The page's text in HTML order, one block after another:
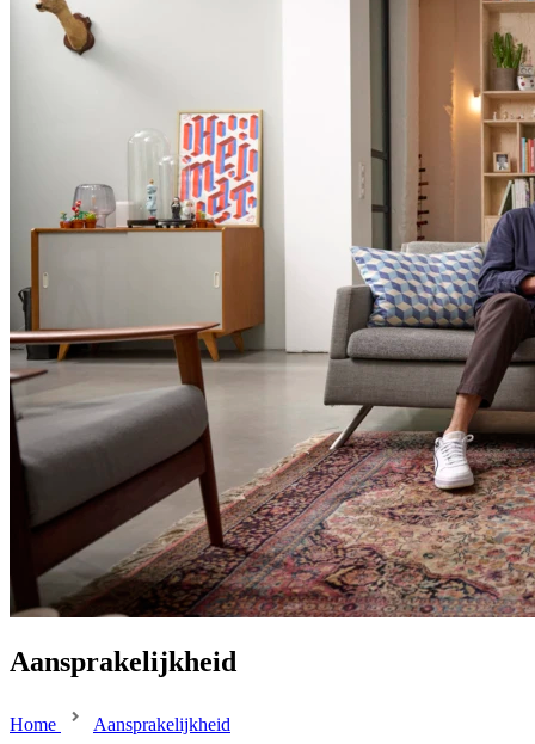
Aansprakelijkheid
Home
Aansprakelijkheid